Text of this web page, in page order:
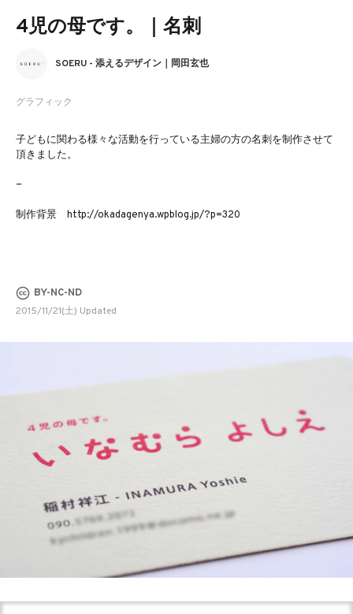
4児の母です。｜名刺
グラフィック
SOERU - 添えるデザイン｜岡田玄也
子どもに関わる様々な活動を行っている主婦の方の名刺を制作させて
頂きました。
−
制作背景 http://okadagenya.wpblog.jp/?p=320
BY-NC-ND
2015/11/21(土) Updated